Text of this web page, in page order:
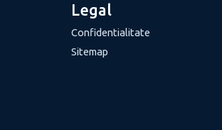
Legal
Confidentialitate
Sitemap